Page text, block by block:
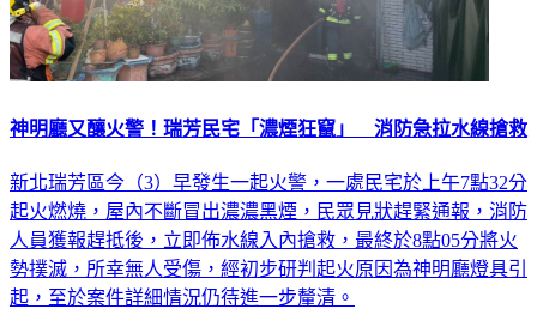
神明廳又釀火警！瑞芳民宅「濃煙狂竄」 消防急拉水線搶救
新北瑞芳區今（3）早發生一起火警，一處民宅於上午7點32分
起火燃燒，屋內不斷冒出濃濃黑煙，民眾見狀趕緊通報，消防
人員獲報趕抵後，立即佈水線入內搶救，最終於8點05分將火
勢撲滅，所幸無人受傷，經初步研判起火原因為神明廳燈具引
起，至於案件詳細情況仍待進一步釐清。